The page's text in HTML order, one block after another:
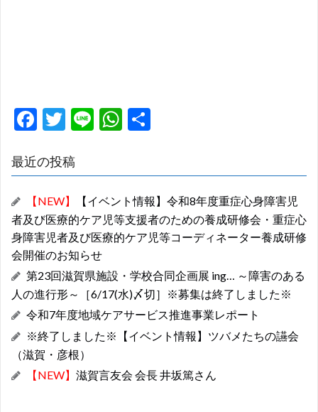
F
e
o
o
k
T
itt
Li W
A
p
最近の投稿
【NEW】
【イベント情報】令和8年度重症心身障害児
者及び医療的ケア児等支援者のための養成研修会・重症心
身障害児者及び医療的ケア児等コーディネーター養成研修
会開催のお知らせ
第23回滋賀県施設・学校合同企画展 ing… ～障害のある
人の進行形～［6/17(水)〆切］※募集は終了しました※
令和7年度地域ケアサービス推進事業レポート
※終了しました※【イベント情報】ツバメたちの讌会
（滋賀・彦根）
【NEW】 滋賀言友会 会長 井坂篤さん